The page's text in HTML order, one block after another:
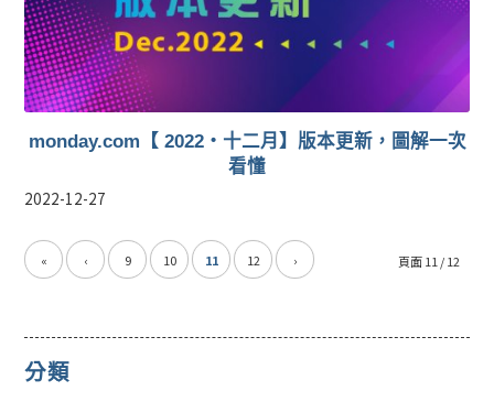
monday.com【 2022・十二月】版本更新，圖解一次
看懂
2022-12-27
頁面 11 / 12
« ‹ 9 10 11 12 ›
分類